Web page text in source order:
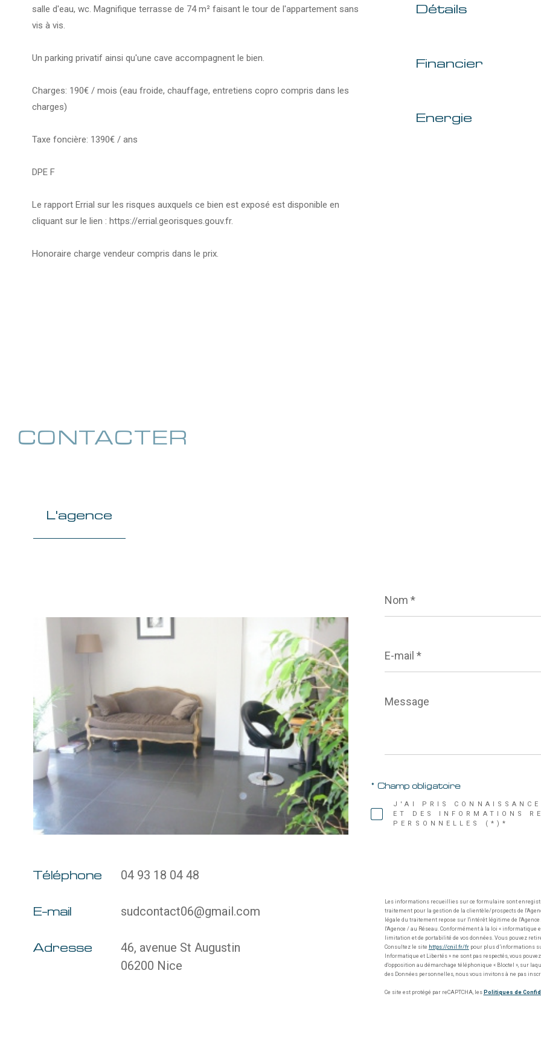
salle d'eau, wc. Magnifique terrasse de 74 m² faisant le tour de l'appartement sans
vis à vis.
Un parking privatif ainsi qu'une cave accompagnent le bien.
Charges: 190€ / mois (eau froide, chauffage, entretiens copro compris dans les
charges)
Taxe foncière: 1390€ / ans
DPE F
Le rapport Errial sur les risques auxquels ce bien est exposé est disponible en
cliquant sur le lien : https://errial.georisques.gouv.fr.
Honoraire charge vendeur compris dans le prix.
Détails
Financier
Energie
CONTACTER
L'agence
Téléphone 04 93 18 04 48
E-mail sudcontact06@gmail.com
Adresse
46, avenue St Augustin
06200 Nice
*
mail
*
Message
J'AI PRIS
ET DES INFORMATIONS
PERSONNELLES (*)*
* Champ obligatoire
Les informations recueillies sur ce formulaire sont
traitement pour la gestion de la clientèle/prospects de
légale du traitement repose sur l'intérêt légitime de
l'Agence / au Réseau. Conformément à la loi « informatique
limitation et de portabilité de vos données. Vous pouvez
Consultez le site https://cnil.fr/frpour plus d’informations
Informatique et Libertés » ne sont pas respectés, vous
d'opposition au démarchage téléphonique « Bloctel », sur
des Données personnelles, nous vous invitons à ne pas
Ce site est protégé par reCAPTCHA, les Politiques de